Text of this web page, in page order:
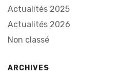
Actualités 2025
Actualités 2026
Non classé
ARCHIVES